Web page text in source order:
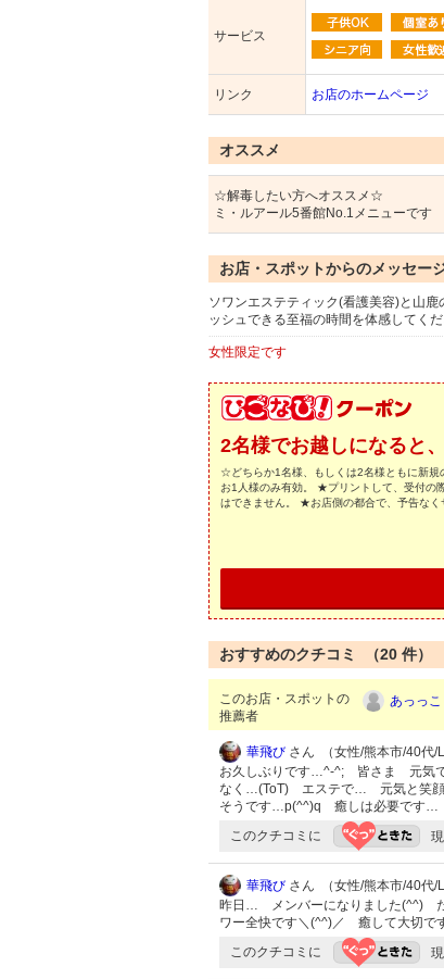
サービス
リンク お店のホームページ
オススメ
☆解毒したい方へオススメ☆
ミ・ルアール5番館No.1メニューです
お店・スポットからのメッセー
ソワンエステティック(看護美容)と山
ッシュできる至福の時間を体感してくだ
女性限定です
2名様でお越しになると
☆どちらか1名様、もしくは2名様ともに新
お1人様のみ有効。 ★プリントして、受付の
はできません。 ★お店側の都合で、予告なく
おすすめのクチコミ （20 件）
このお店・スポットの
推薦者
あっっこ
華飛び さん （女性/熊本市/40代/
お久しぶりです…^-^; 皆さま 元気
なく…(ToT) エステで… 元気と笑顔
そうです…p(^^)q 癒しは必要です
このクチコミに
華飛び さん （女性/熊本市/40代/
昨日… メンバーになりました
ワー全快です＼(^^)／ 癒して大切
このクチコミに